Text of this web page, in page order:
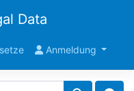
Data
Anmeldung